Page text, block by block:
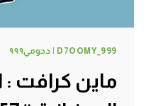
D7OOMY_999 | دحومي٩٩٩
ماين كرافت :